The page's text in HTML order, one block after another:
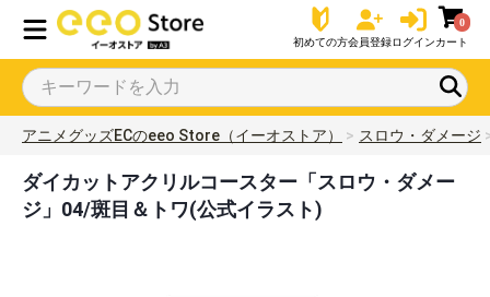
初めての方会員登録ログイン
0
カート
アニメグッズECのeeo Store（イーオストア） スロウ・ダメージ
ダイカットアクリルコースター「スロウ・ダメー
ジ」04/斑目＆トワ(公式イラスト)